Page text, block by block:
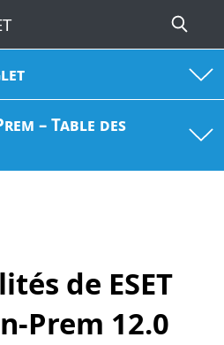
– Table des
de ESET
Prem 12.0